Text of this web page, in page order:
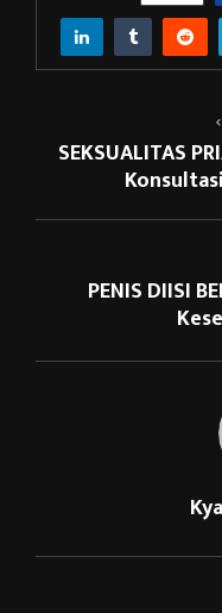
SEKSUALITAS
PENIS DIISI